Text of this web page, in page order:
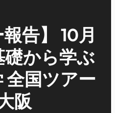
告】 10月
礎から学ぶ
全国ツアー
阪